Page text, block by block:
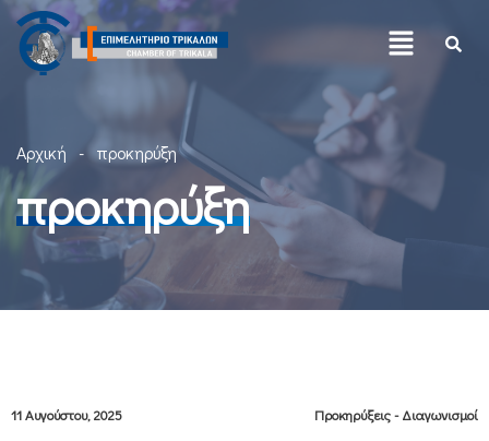
Αρχική προκηρύξη
προκηρύξη
11 Αυγούστου, 2025 Προκηρύξεις - Διαγωνισμοί